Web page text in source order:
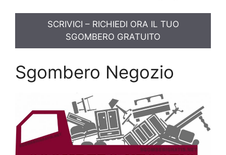
SCRIVICI – RICHIEDI ORA IL TUO
SGOMBERO GRATUITO
Sgombero Negozio